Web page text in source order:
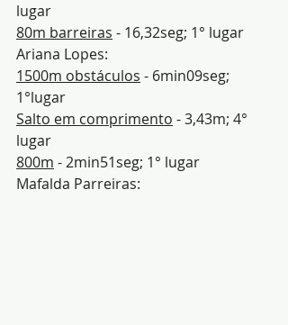
lugar
80m barreiras - 16,32seg; 1° lugar
Ariana Lopes:
1500m obstáculos - 6min09seg;
1°lugar
Salto em comprimento - 3,43m; 4°
lugar
800m - 2min51seg; 1° lugar
Mafalda Parreiras: